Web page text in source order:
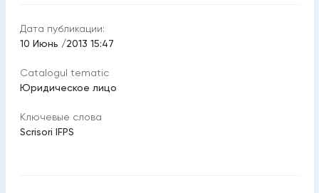
Дата публикации:
10 Июнь /2013 15:47
Catalogul tematic
Юридическое лицо
Ключевые слова
Scrisori IFPS